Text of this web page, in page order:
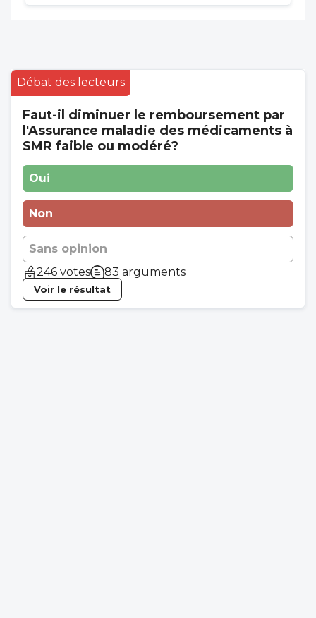
Débat des lecteurs
Faut-il diminuer le remboursement par
l'Assurance maladie des médicaments à
SMR faible ou modéré?
Oui
Non
Sans opinion
246 votes
83 arguments
Voir le résultat